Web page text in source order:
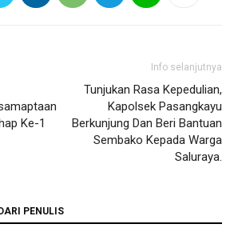
Ke-1
Info selanjutnya
Tunjukan Rasa Kepedulian,
Kapolsek Pasangkayu
Berkunjung Dan Beri Bantuan
Sembako Kepada Warga
Saluraya.
PENULIS